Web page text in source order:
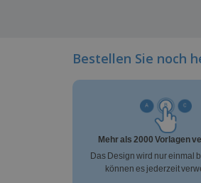
Bestellen Sie noch
Mehr als 2000 Vorlagen
Das Design wird nur einmal
können es jederzeit